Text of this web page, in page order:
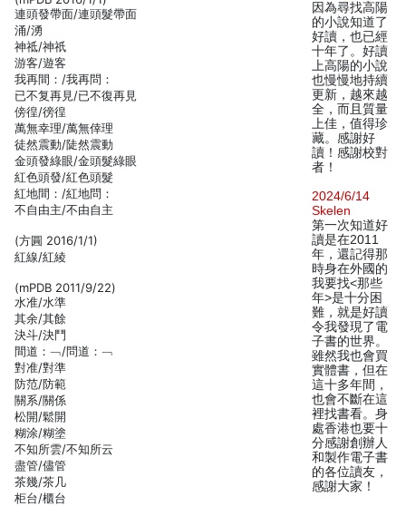
連頭發帶面/連頭髮帶面
涌/湧
神祗/神祇
游客/遊客
我再間：/我再問：
已不复再見/已不復再見
傍徨/徬徨
萬無幸理/萬無倖理
徒然震動/陡然震動
金頭發綠眼/金頭髮綠眼
紅色頭發/紅色頭髮
紅地間：/紅地問：
不自由主/不由自主
(方圓 2016/1/1)
紅線/紅綾
(mPDB 2011/9/22)
水准/水準
其余/其餘
決斗/決鬥
間道：﹁/問道：﹁
對准/對準
防范/防範
關系/關係
松開/鬆開
糊涂/糊塗
不知所雲/不知所云
盡管/儘管
茶幾/茶几
柜台/櫃台
因為尋找高陽
的小說知道了
好讀，也已經
十年了。好讀
上高陽的小說
也慢慢地持續
更新，越來越
全，而且質量
上佳，值得珍
藏。感謝好
讀！感謝校對
者！
2024/6/14
Skelen
第一次知道好
讀是在2011
年，還記得那
時身在外國的
我要找<那些
年>是十分困
難，就是好讀
令我發現了電
子書的世界。
雖然我也會買
實體書，但在
這十多年間，
也會不斷在這
裡找書看。身
處香港也要十
分感謝創辦人
和製作電子書
的各位讀友，
感謝大家！